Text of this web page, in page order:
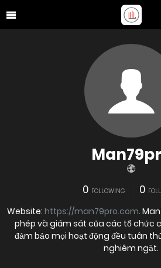
0 FOLLOWING 0
Website: https://man79pro.com.
phép và giám sát của các tổ chức
đảm bảo mọi hoạt động đều tuân
nghiêm ngặt.